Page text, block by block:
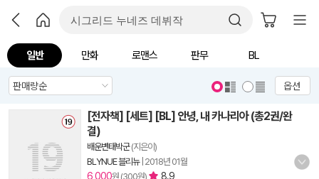
일반 만화 로맨스 판무 BL
옵션
[전자책] [세트] [BL] 안녕, 내 카나리아 (총2권/완
결)
배운변태박군(지은이)
BLYNUE 블리뉴| 2018년 01월
6,000원 (300원) 8.9